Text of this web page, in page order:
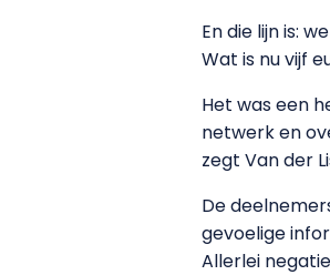
En die lijn is:
Wat is nu vijf
Het was een
netwerk en
zegt Van der
De
gevoelige
Allerlei